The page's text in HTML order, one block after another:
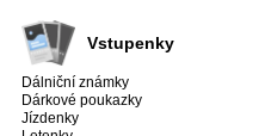
Vstupenky
Dálniční známky
Dárkové poukazky
Jízdenky